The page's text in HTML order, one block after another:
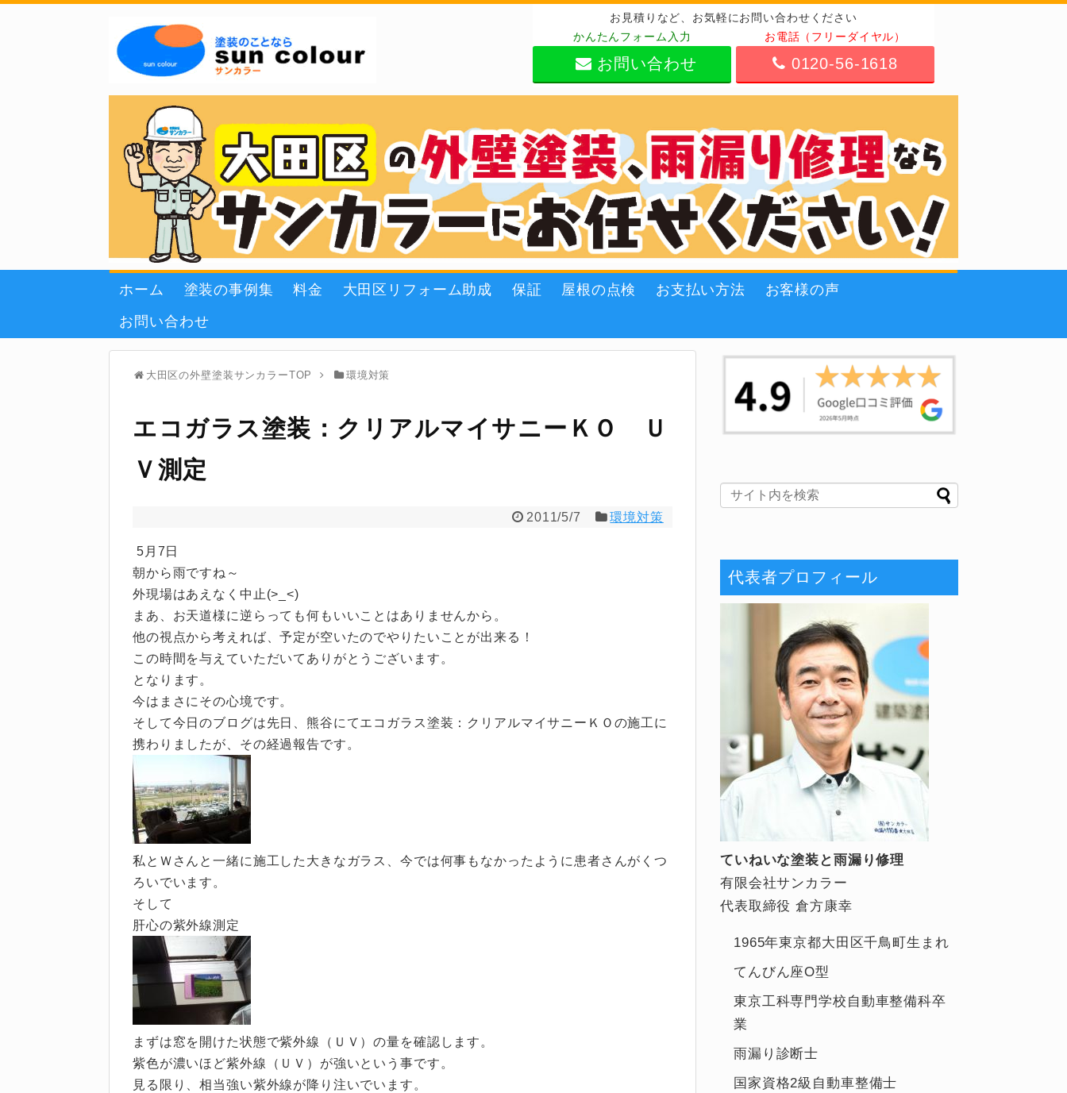
お見積りなど、お気軽にお問い合わせください
かんたんフォーム入力
お問い合わせ
お電話（フリーダイヤル）
0120-56-1618
ホーム 塗装の事例集 料金 大田区リフォーム助成 保証 屋根の点検 お支払い方法 お客様の声
お問い合わせ
大田区の外壁塗装サンカラーTOP 環境対策
エコガラス塗装：クリアルマイサニーＫＯ Ｕ
Ｖ測定
2011/5/7 環境対策
5月7日
朝から雨ですね～
外現場はあえなく中止(>_<)
まあ、お天道様に逆らっても何もいいことはありませんから。
他の視点から考えれば、予定が空いたのでやりたいことが出来る！
この時間を与えていただいてありがとうございます。
となります。
今はまさにその心境です。
そして今日のブログは先日、熊谷にてエコガラス塗装：クリアルマイサニーＫＯの施工に
携わりましたが、その経過報告です。
私とＷさんと一緒に施工した大きなガラス、今では何事もなかったように患者さんがくつ
ろいでいます。
そして
肝心の紫外線測定
まずは窓を開けた状態で紫外線（ＵＶ）の量を確認します。
紫色が濃いほど紫外線（ＵＶ）が強いという事です。
見る限り、相当強い紫外線が降り注いでいます。
代表者プロフィール
ていねいな塗装と雨漏り修理
有限会社サンカラー
代表取締役 倉方康幸
1965年東京都大田区千鳥町生まれ
てんびん座O型
東京工科専門学校自動車整備科卒
業
雨漏り診断士
国家資格2級自動車整備士